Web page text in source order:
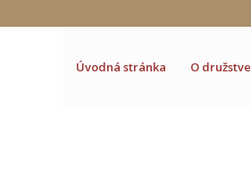
Úvodná stránka O družstve